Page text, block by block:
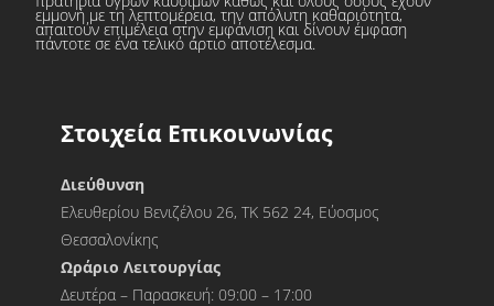
εμμονή με τη λεπτομέρεια, την απόλυτη καθαριότητα,
απαιτούν επιμέλεια στην εμφάνιση και δίνουν έμφαση
πάντοτε σε ένα τελικό άρτιο αποτέλεσμα.
Στοιχεία Επικοινωνίας
Διεύθυνση
Ελευθερίου Βενιζέλου 26, ΤΚ 562 24, Εύοσμος
Θεσσαλονίκης
Ωράριο Λειτουργίας
Δευτέρα – Παρασκευή: 09:00 – 17:00